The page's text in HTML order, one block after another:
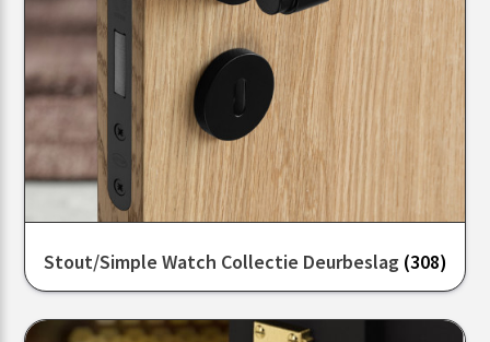
Stout/Simple Watch Collectie Deurbeslag (308)